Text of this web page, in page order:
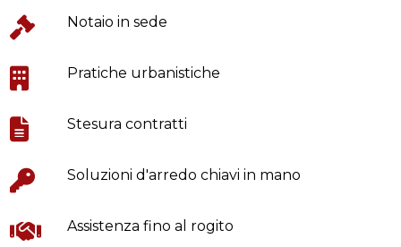
Notaio in sede
Pratiche urbanistiche
Stesura contratti
Soluzioni d'arredo chiavi in mano
Assistenza fino al rogito